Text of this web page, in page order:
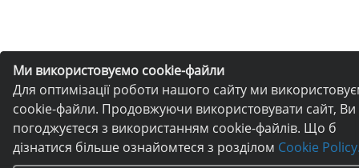
Ми використовуємо cookie-файли
Для оптимізації роботи нашого сайту ми
cookie-файли. Продовжуючи використовувати сайт, Ви
погоджуєтеся з використанням cookie-файлів. Що б
дізнатися більше ознайомтеся з розділом Cookie